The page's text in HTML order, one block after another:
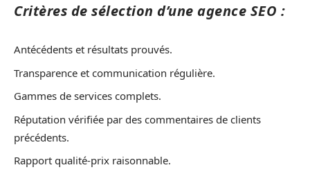
Critères de sélection d’une agence SEO :
Antécédents et résultats prouvés.
Transparence et communication régulière.
Gammes de services complets.
Réputation vérifiée par des commentaires de clients
précédents.
Rapport qualité-prix raisonnable.